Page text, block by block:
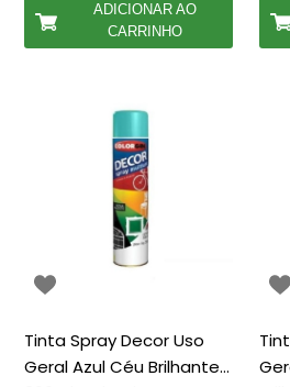
ADICIONAR AO
CARRINHO
Tinta Spray Decor Uso
Geral Azul Céu Brilhante